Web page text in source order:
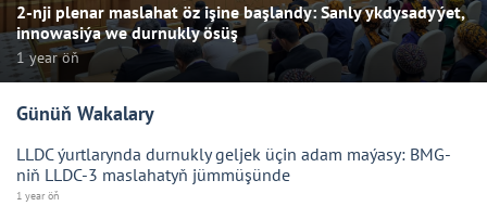
2-nji plenar maslahat öz işine başlandy: Sanly ykdysadyýet,
innowasiýa we durnukly ösüş
1 year öň
Günüň Wakalary
LLDC ýurtlarynda durnukly geljek üçin adam maýasy: BMG-
niň LLDC-3 maslahatyň jümmüşünde
1 year öň